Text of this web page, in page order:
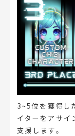
3~5位を獲得し
イターをアサイ
支援します。